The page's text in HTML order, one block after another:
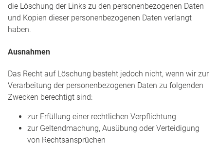
die Löschung der Links zu den personenbezogenen Daten
und Kopien dieser personenbezogenen Daten verlangt
haben.
Ausnahmen
Das Recht auf Löschung besteht jedoch nicht, wenn wir zur
Verarbeitung der personenbezogenen Daten zu folgenden
Zwecken berechtigt sind:
zur Erfüllung einer rechtlichen Verpflichtung
zur Geltendmachung, Ausübung oder Verteidigung
von Rechtsansprüchen